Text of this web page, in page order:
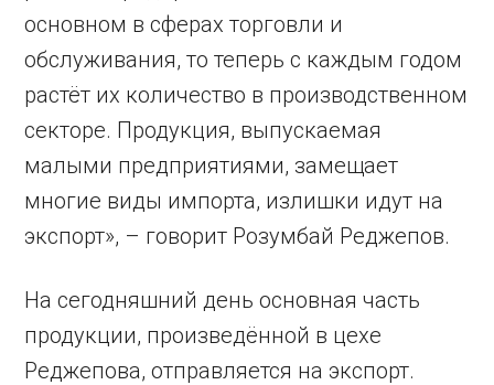
основном в сферах торговли и
обслуживания, то теперь с каждым годом
растёт их количество в производственном
секторе. Продукция, выпускаемая
малыми предприятиями, замещает
многие виды импорта, излишки идут на
экспорт», – говорит Розумбай Реджепов.
На сегодняшний день основная часть
продукции, произведённой в цехе
Реджепова, отправляется на экспорт.